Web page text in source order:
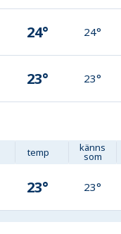
24° 24°
23° 23°
temp känns
som
23° 23°